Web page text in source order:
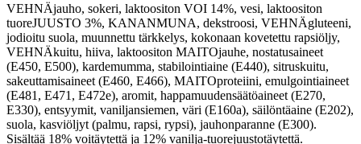
VEHNÄjauho, sokeri, laktoositon VOI 14%, vesi, laktoositon
tuoreJUUSTO 3%, KANANMUNA, dekstroosi, VEHNÄgluteeni,
jodioitu suola, muunnettu tärkkelys, kokonaan kovetettu rapsiöljy,
VEHNÄkuitu, hiiva, laktoositon MAITOjauhe, nostatusaineet
(E450, E500), kardemumma, stabilointiaine (E440), sitruskuitu,
sakeuttamisaineet (E460, E466), MAITOproteiini, emulgointiaineet
(E481, E471, E472e), aromit, happamuudensäätöaineet (E270,
E330), entsyymit, vaniljansiemen, väri (E160a), säilöntäaine (E202),
suola, kasviöljyt (palmu, rapsi, rypsi), jauhonparanne (E300).
Sisältää 18% voitäytettä ja 12% vanilja-tuorejuustotäytettä.